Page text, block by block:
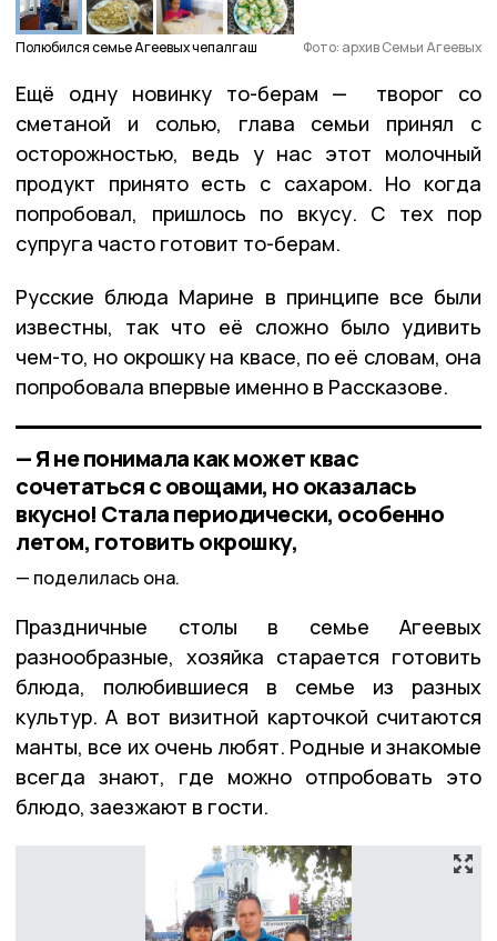
Полюбился семье Агеевых чепалгаш Фото: архив Семьи Агеевых
Ещё одну новинку то-берам — творог со
сметаной и солью, глава семьи принял с
осторожностью, ведь у нас этот молочный
продукт принято есть с сахаром. Но когда
попробовал, пришлось по вкусу. С тех пор
супруга часто готовит то-берам.
Русские блюда Марине в принципе все были
известны, так что её сложно было удивить
чем-то, но окрошку на квасе, по её словам, она
попробовала впервые именно в Рассказове.
— Я не понимала как может квас
сочетаться с овощами, но оказалась
вкусно! Стала периодически, особенно
летом, готовить окрошку,
поделилась она.
Праздничные столы в семье Агеевых
разнообразные, хозяйка старается готовить
блюда, полюбившиеся в семье из разных
культур. А вот визитной карточкой считаются
манты, все их очень любят. Родные и знакомые
всегда знают, где можно отпробовать это
блюдо, заезжают в гости.